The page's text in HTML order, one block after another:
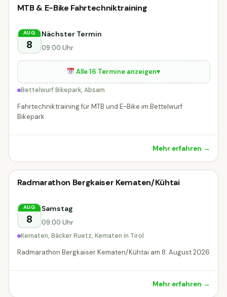
MTB & E-Bike Fahrtechniktraining
AUG
8
Nächster Termin
09:00 Uhr
Alle 16 Termine anzeigen▾
Bettelwurf Bikepark, Absam
Fahrtechniktraining für MTB und E-Bike im Bettelwurf
Bikepark
Mehr erfahren →
Radveranstaltung
Radveranstaltung
Radmarathon Bergkaiser Kematen/Kühtai
AUG
8
Samstag
09:00 Uhr
Kematen, Bäcker Ruetz, Kematen in Tirol
Radmarathon Bergkaiser Kematen/Kühtai am 8. August 2026
Mehr erfahren →